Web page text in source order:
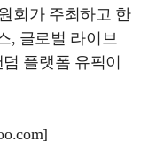
회가 주최하고 한
, 글로벌 라이브
플랫폼 유픽이